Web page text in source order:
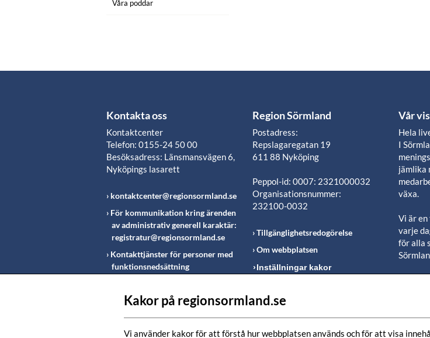
Våra poddar
Kontakta oss
Kontaktcenter
Telefon: 0155-24 50 00
Besöksadress: Länsmansvägen 6,
Nyköpings lasarett
kontaktcenter@regionsormland.se
För kommunikation kring ärenden
av administrativ generell karaktär:
registratur@regionsormland.se
Kontakttjänster för personer med
funktionsnedsättning
inom Region Sörmland
Region Sörmland
Postadress:
Repslagaregatan 19
611 88 Nyköping
Peppol-id: 0007: 2321000032
Organisationsnummer:
232100-0032
Tillgänglighetsredogörelse
Om webbplatsen
Inställningar kakor
Följ oss i våra sociala
Vår
Hela
I
jämlika
växa.
Vi är
varje
för alla
län.
Kakor på regionsormland.se
Vi använder kakor för att förstå hur webbplatsen används och för att visa